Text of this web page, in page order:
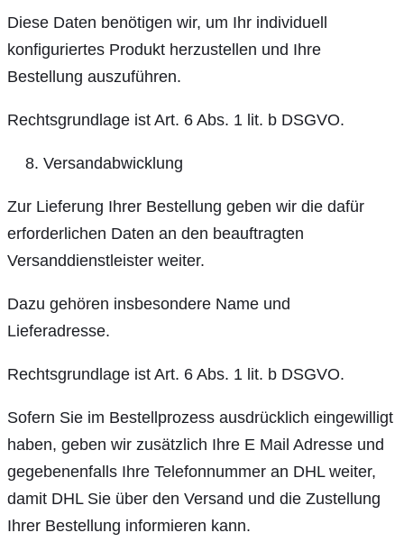
Diese Daten benötigen wir, um Ihr individuell
konfiguriertes Produkt herzustellen und Ihre
Bestellung auszuführen.
Rechtsgrundlage ist Art. 6 Abs. 1 lit. b DSGVO.
Versandabwicklung
Zur Lieferung Ihrer Bestellung geben wir die dafür
erforderlichen Daten an den beauftragten
Versanddienstleister weiter.
Dazu gehören insbesondere Name und
Lieferadresse.
Rechtsgrundlage ist Art. 6 Abs. 1 lit. b DSGVO.
Sofern Sie im Bestellprozess ausdrücklich eingewilligt
haben, geben wir zusätzlich Ihre E Mail Adresse und
gegebenenfalls Ihre Telefonnummer an DHL weiter,
damit DHL Sie über den Versand und die Zustellung
Ihrer Bestellung informieren kann.